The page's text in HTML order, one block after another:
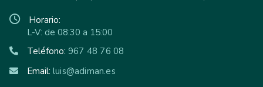
Horario:
L-V: de 08:30 a 15:00
Teléfono: 967 48 76 08
Email: luis@adiman.es